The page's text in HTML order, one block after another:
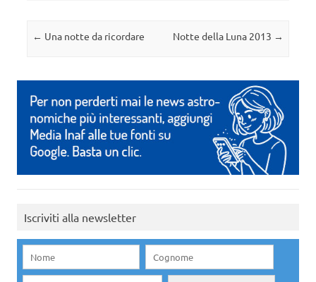
Navigazione articolo
← Una notte da ricordare Notte della Luna 2013 →
Iscriviti alla newsletter